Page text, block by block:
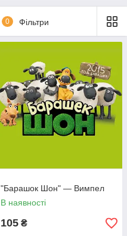
0 Фільтри
"Барашок Шон" — Вимпел
В наявності
105 ₴